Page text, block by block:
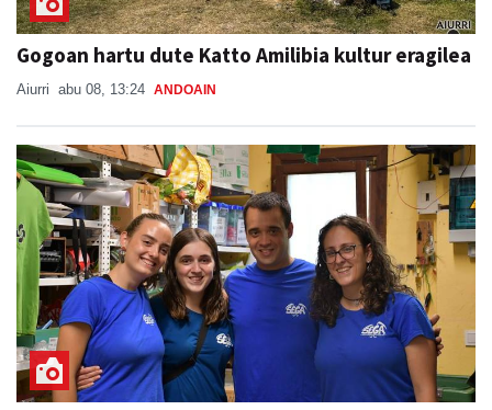
Gogoan hartu dute Katto Amilibia kultur eragilea
Aiurri abu 08, 13:24 ANDOAIN